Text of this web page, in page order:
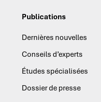
Publications
Dernières nouvelles
Conseils d’experts
Études spécialisées
Dossier de presse